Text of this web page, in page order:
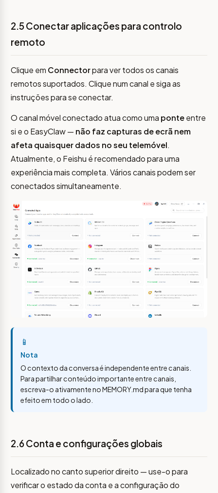
2.5 Conectar aplicações para controlo
remoto
Clique em Connectorpara ver todos os canais
remotos suportados. Clique num canal e siga as
instruções para se conectar.
O canal móvel conectado atua como uma ponteentre
si e o EasyClaw — não faz capturas de ecrã nem
afeta quaisquer dados no seu telemóvel.
Atualmente, o Feishu é recomendado para uma
experiência mais completa. Vários canais podem ser
conectados simultaneamente.
📱
Nota
O contexto da conversa é independente entre canais.
Para partilhar conteúdo importante entre canais,
escreva-o ativamente no MEMORY.md para que tenha
efeito em todo o lado.
2.6 Conta e configurações globais
Localizado no canto superior direito — use-o para
verificar o estado da conta e a configuração do